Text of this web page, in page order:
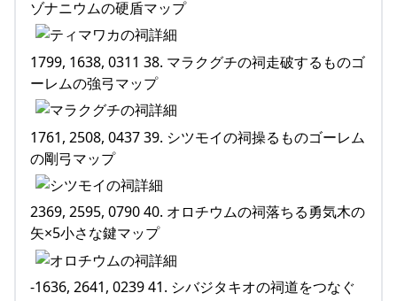
ゾナニウムの硬盾マップ
1799, 1638, 0311 38. マラクグチの祠走破するものゴ
ーレムの強弓マップ
1761, 2508, 0437 39. シツモイの祠操るものゴーレム
の剛弓マップ
2369, 2595, 0790 40. オロチウムの祠落ちる勇気木の
矢×5小さな鍵マップ
-1636, 2641, 0239 41. シバジタキオの祠道をつなぐ